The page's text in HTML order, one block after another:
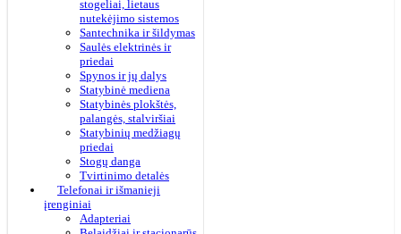
stogeliai, lietaus
nutekėjimo sistemos
Santechnika ir šildymas
Saulės elektrinės ir
priedai
Spynos ir jų dalys
Statybinė mediena
Statybinės plokštės,
palangės, stalviršiai
Statybinių medžiagų
priedai
Stogų danga
Tvirtinimo detalės
Telefonai ir išmanieji
įrenginiai
Adapteriai